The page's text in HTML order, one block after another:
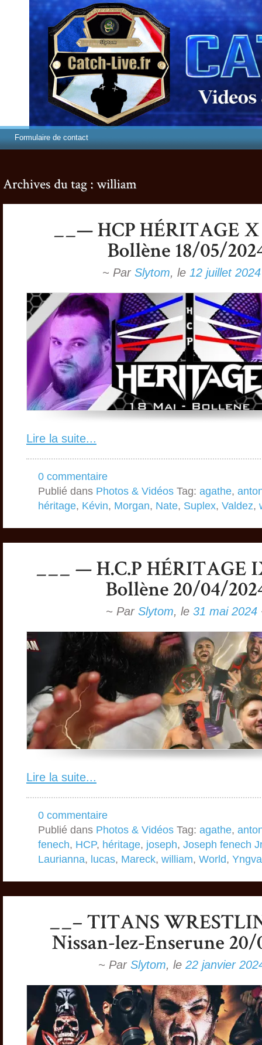
Formulaire de contact
~ Par Slytom, le 12 juillet 2024
Lire la suite...
0 commentaire
Publié dans Photos & Vidéos Tag: agathe,
héritage, Kévin, Morgan, Nate, Suplex, Valdez,
~ Par Slytom, le 31 mai 2024
Lire la suite...
0 commentaire
Publié dans Photos & Vidéos Tag: agathe,
fenech, HCP, héritage, joseph, Joseph fenech Jr
Laurianna, lucas, Mareck, william, World,
~ Par Slytom, le 22 janvier